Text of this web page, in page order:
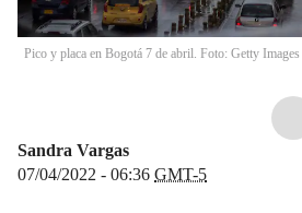
Pico y placa en Bogotá 7 de abril. Foto: Getty Images
Sandra Vargas
07/04/2022 - 06:36 GMT-5